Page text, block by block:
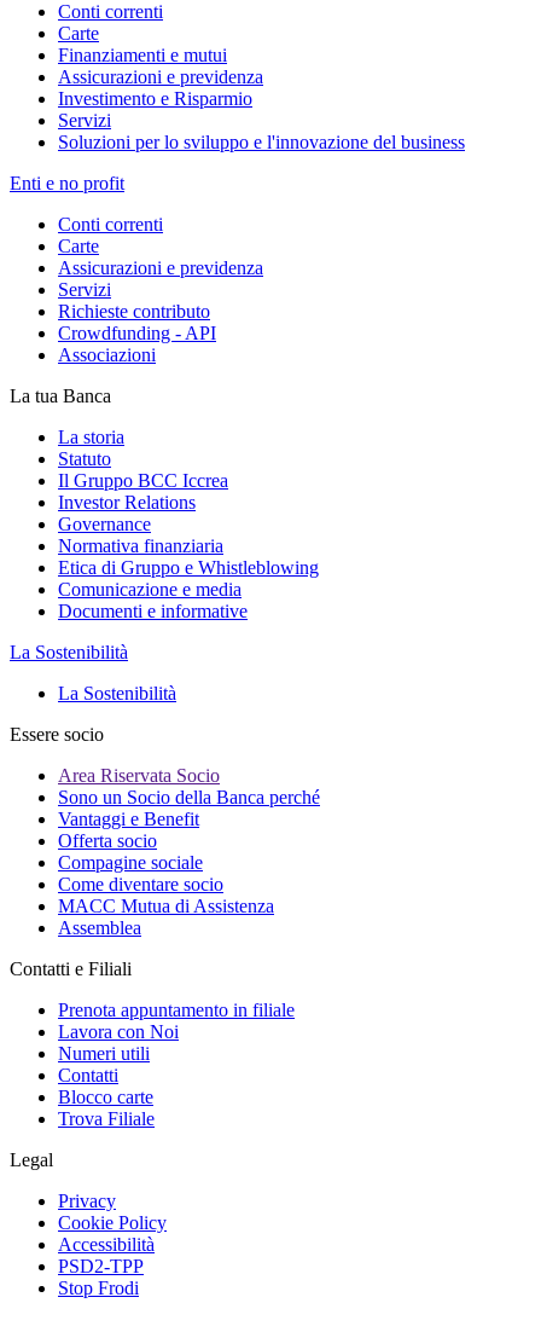
Conti correnti
Carte
Finanziamenti e mutui
Assicurazioni e previdenza
Investimento e Risparmio
Servizi
Soluzioni per lo sviluppo e l'innovazione del business
Enti e no profit
Conti correnti
Carte
Assicurazioni e previdenza
Servizi
Richieste contributo
Crowdfunding - API
Associazioni
La tua Banca
La storia
Statuto
Il Gruppo BCC Iccrea
Investor Relations
Governance
Normativa finanziaria
Etica di Gruppo e Whistleblowing
Comunicazione e media
Documenti e informative
La Sostenibilità
La Sostenibilità
Essere socio
Area Riservata Socio
Sono un Socio della Banca perché
Vantaggi e Benefit
Offerta socio
Compagine sociale
Come diventare socio
MACC Mutua di Assistenza
Assemblea
Contatti e Filiali
Prenota appuntamento in filiale
Lavora con Noi
Numeri utili
Contatti
Blocco carte
Trova Filiale
Legal
Privacy
Cookie Policy
Accessibilità
PSD2-TPP
Stop Frodi